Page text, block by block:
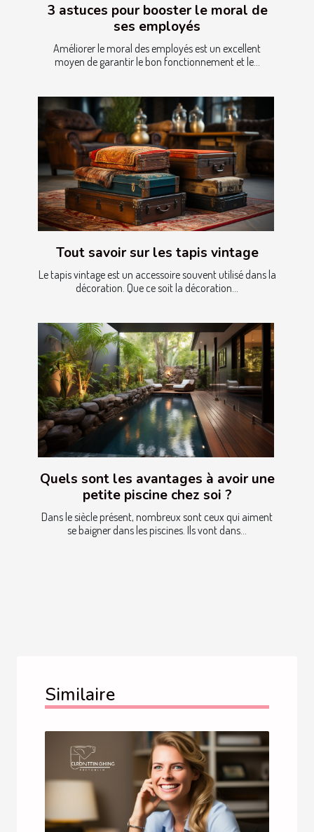
3 astuces pour booster le moral de
ses employés
Améliorer le moral des employés est un excellent
moyen de garantir le bon fonctionnement et le...
Tout savoir sur les tapis vintage
Le tapis vintage est un accessoire souvent utilisé dans la
décoration. Que ce soit la décoration...
Quels sont les avantages à avoir une
petite piscine chez soi ?
Dans le siècle présent, nombreux sont ceux qui aiment
se baigner dans les piscines. Ils vont dans...
Similaire